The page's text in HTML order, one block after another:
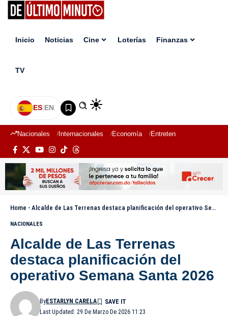
Inicio Noticias Cine Loterías Finanzas
TV
ES|EN
Nacionales Internacionales Economía Entretenimiento
Home - Alcalde de Las Terrenas destaca planificación del operativo Semana Santa 2026
NACIONALES
Alcalde de Las Terrenas
destaca planificación del
operativo Semana Santa 2026
Last Updated: 29 De Marzo De 2026 11:23
ByESTARLYN CARELA